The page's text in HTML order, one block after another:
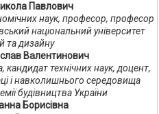
Павлович
наук, професор, професор
національний університет
та дизайну
Валентинович
технічних наук, доцент,
і навколишнього середовища
будівництва України
Борисівна